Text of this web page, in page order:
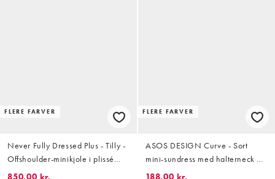
FLERE FARVER
Never Fully Dressed Plus - Tilly -
Offshoulder-minikjole i plissé
med kalejdoskopprint
850,00 kr.
FLERE FARVER
ASOS DESIGN Curve - Sort
mini-sundress med halterneck og
swing-snit i poplin
188,00 kr.